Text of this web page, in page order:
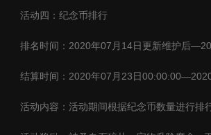
活动四：纪念币排行
排名时间： 2020年07 月 14日更新维护后—
结算时间： 2020年07 月 23日00:00:00—
活动内容：活动期间根据纪念币数量进行排